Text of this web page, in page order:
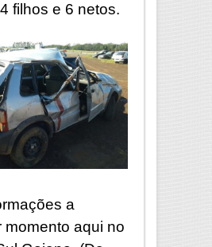
filhos e 6 netos.
a
momento aqui no